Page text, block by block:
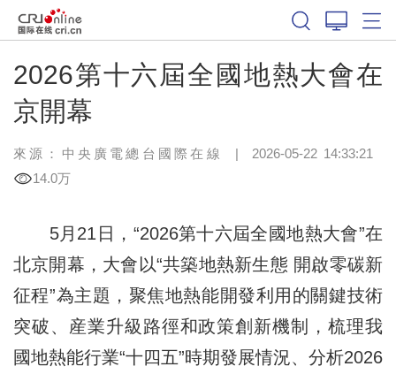
2026第十六屆全國地熱大會在
京開幕
來源：中央廣電總台國際在線 | 2026-05-22 14:33:21
14.0万
5月21日，“2026第十六屆全國地熱大會”在
北京開幕，大會以“共築地熱新生態 開啟零碳新
征程”為主題，聚焦地熱能開發利用的關鍵技術
突破、産業升級路徑和政策創新機制，梳理我
國地熱能行業“十四五”時期發展情況、分析2026